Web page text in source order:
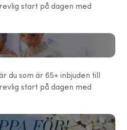
start på dagen med
du som är 65+ inbjuden till
start på dagen med